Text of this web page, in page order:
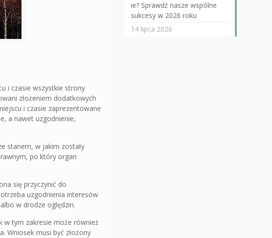
i czasie wszystkie strony
złożeniem dodatkowych
i czasie zaprezentowane
a nawet uzgodnienie,
stanem, w jakim zostały
po który organ
się przyczynić do
uzgodnienia interesów
w drodze oględzin.
w tym zakresie może również
Wniosek musi być złożony
ie? Sprawdź nasze wspólne
sukcesy w 2026 roku
14 lipca 2026